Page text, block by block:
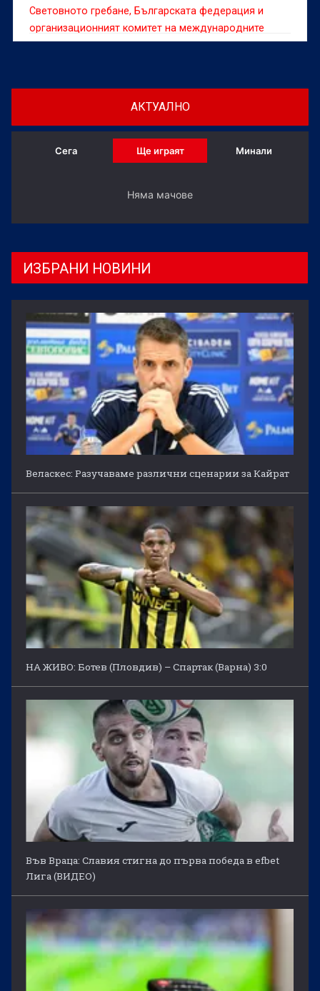
Световното гребане, Българската федерация и
организационният комитет на международните
домакинства в Пловдив почетоха първите
АКТУАЛНО
Сега Ще играят Минали
Няма мачове
ИЗБРАНИ НОВИНИ
Веласкес: Разучаваме различни сценарии за Кайрат
НА ЖИВО: Ботев (Пловдив) – Спартак (Варна) 3:0
Във Враца: Славия стигна до първа победа в efbet
Лига (ВИДЕО)